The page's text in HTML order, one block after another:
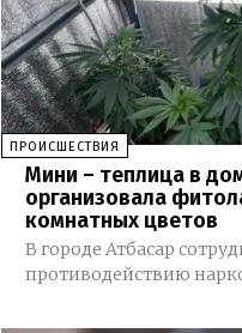
ПРОИСШЕСТВИЯ
Мини – теплица в
организовала
комнатных цветов
В городе Атбасар
противодействию